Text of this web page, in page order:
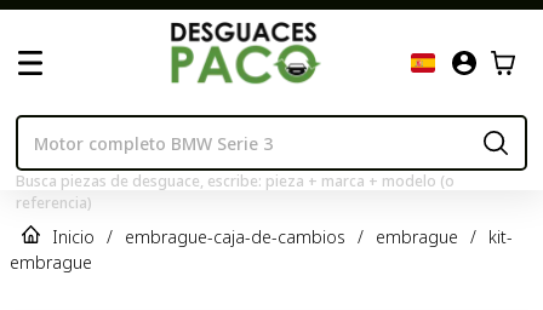
Busca piezas de desguace, escribe: pieza + marca + modelo (o
referencia)
Inicio / embrague-caja-de-cambios / embrague / kit-
embrague